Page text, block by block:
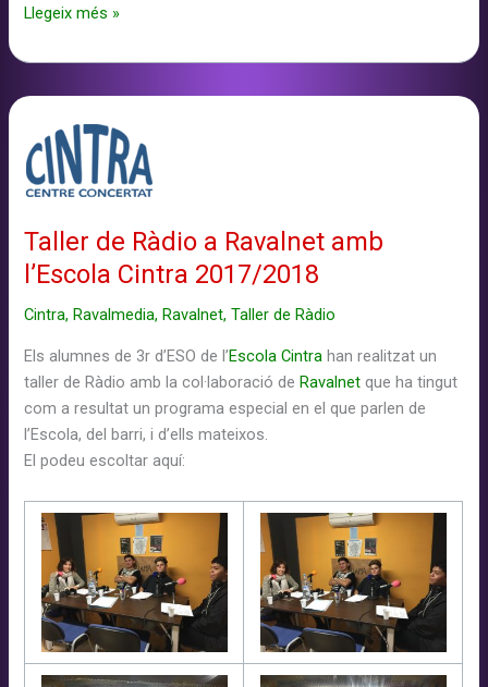
Taller
Ràdio
amb
l’Escola
Cintra
Llegeix més »
Taller de Ràdio a Ravalnet amb
l’Escola Cintra 2017/2018
Cintra,Ravalmedia,Ravalnet,Taller de Ràdio
Els alumnes de 3r d’ESO de l’Escola Cintra han realitzat un
taller de Ràdio amb la col·laboració deRavalnetque ha tingut
com a resultat un programa especial en el que parlen de
l’Escola, del barri, i d’ells mateixos.
El podeu escoltar aquí: